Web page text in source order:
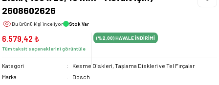
2608602626
Bu ürünü kişi inceliyor Stok Var
6.579,42 ₺
Tüm taksit seçeneklerini görüntüle
(%2,00)HAVALE İNDİRİMİ
Kategori
Kesme Diskleri, Taşlama Diskleri ve Tel Fırçalar
Marka
Bosch